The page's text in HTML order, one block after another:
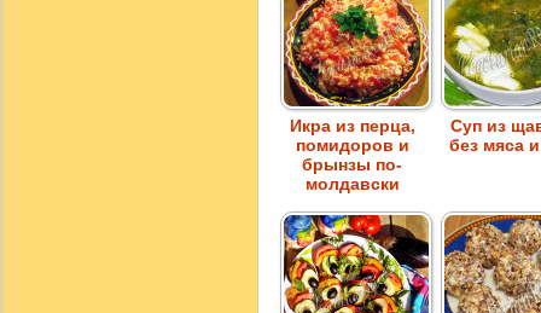
Икра из перца,
помидоров и
брынзы по-
молдавски
Суп из
без мяса